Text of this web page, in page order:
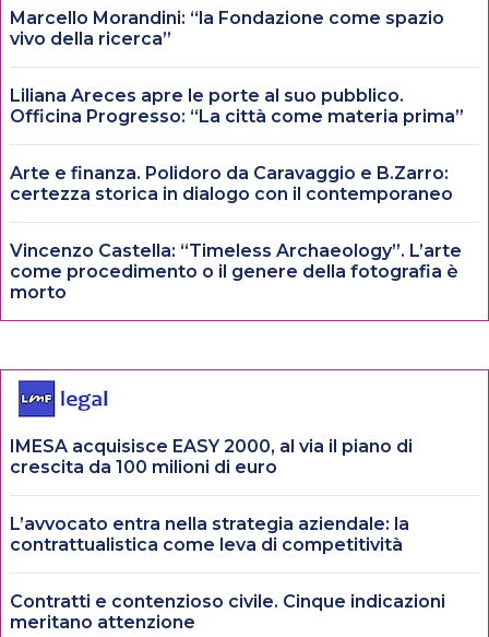
Marcello Morandini: “la Fondazione come spazio
vivo della ricerca”
Liliana Areces apre le porte al suo pubblico.
Officina Progresso: “La città come materia prima”
Arte e finanza. Polidoro da Caravaggio e B.Zarro:
certezza storica in dialogo con il contemporaneo
Vincenzo Castella: “Timeless Archaeology”. L’arte
come procedimento o il genere della fotografia è
morto
IMESA acquisisce EASY 2000, al via il piano di
crescita da 100 milioni di euro
L’avvocato entra nella strategia aziendale: la
contrattualistica come leva di competitività
Contratti e contenzioso civile. Cinque indicazioni
meritano attenzione